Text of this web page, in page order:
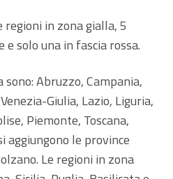
in zona gialla, 5
solo una in fascia rossa.
Abruzzo, Campania,
Giulia, Lazio, Liguria,
Piemonte, Toscana,
aggiungono le province
Le regioni in zona